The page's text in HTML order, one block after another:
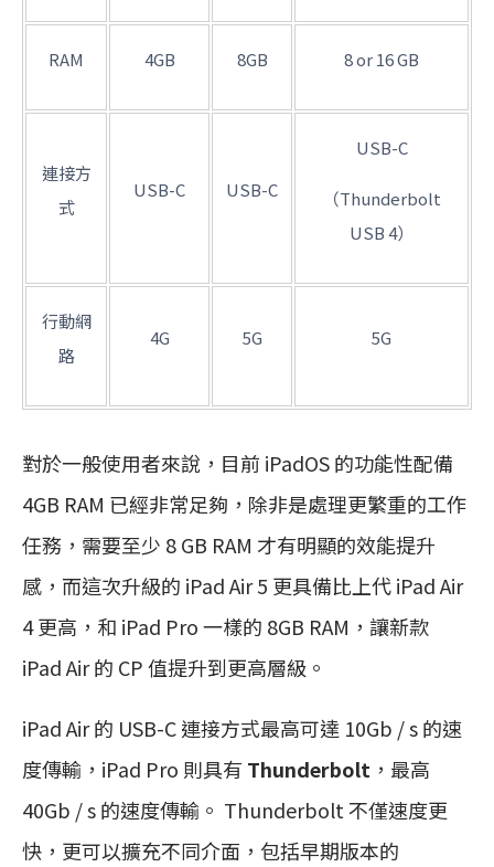
RAM 4GB 8GB 8 or 16 GB
連接方
式
USB-C USB-C
USB-C
（Thunderbolt
USB 4）
行動網
路
4G 5G 5G
對於一般使用者來說，目前 iPadOS 的功能性配備
4GB RAM 已經非常足夠，除非是處理更繁重的工作
任務，需要至少 8 GB RAM 才有明顯的效能提升
感，而這次升級的 iPad Air 5 更具備比上代 iPad Air
4 更高，和 iPad Pro 一樣的 8GB RAM，讓新款
iPad Air 的 CP 值提升到更高層級。
iPad Air 的 USB-C 連接方式最高可達 10Gb / s 的速
度傳輸，iPad Pro 則具有 Thunderbolt ，最高
40Gb / s 的速度傳輸。 Thunderbolt 不僅速度更
快，更可以擴充不同介面，包括早期版本的